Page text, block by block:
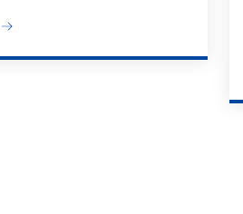
ABOUT BANDO TUTOR DIDATTICI 2026/27